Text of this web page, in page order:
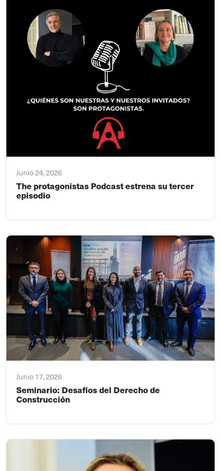
Junio 24, 2026
The protagonistas Podcast estrena su tercer
episodio
Junio 17, 2026
Seminario: Desafíos del Derecho de
Construcción